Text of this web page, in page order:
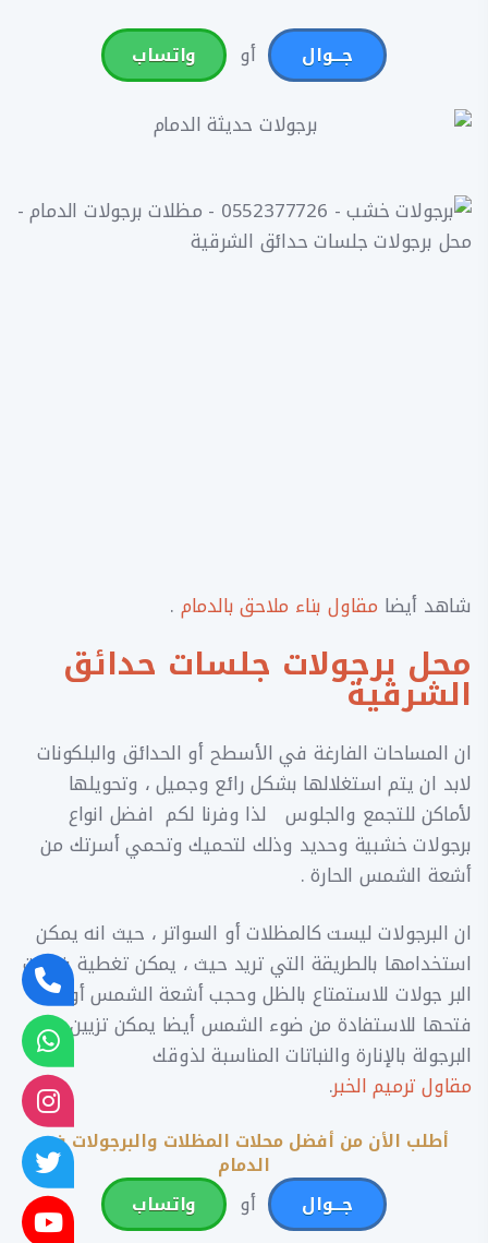
جـــوال أو واتساب
شاهد أيضا مقاول بناء ملاحق بالدمام .
محل برجولات جلسات حدائق
الشرقية
ان المساحات الفارغة في الأسطح أو الحدائق والبلكونات
لابد ان يتم استغلالها بشكل رائع وجميل ، وتحويلها
لأماكن للتجمع والجلوس لذا وفرنا لكم افضل انواع
برجولات خشبية وحديد وذلك لتحميك وتحمي أسرتك من
أشعة الشمس الحارة .
ان البرجولات ليست كالمظلات أو السواتر ، حيث انه يمكن
استخدامها بالطريقة التي تريد حيث ، يمكن تغطية فتحات
البر جولات للاستمتاع بالظل وحجب أشعة الشمس أو
فتحها للاستفادة من ضوء الشمس أيضا يمكن تزيين
البرجولة بالإنارة والنباتات المناسبة لذوقك
مقاول ترميم الخبر.
أطلب الأن من أفضل محلات المظلات والبرجولات في
الدمام
جـــوال أو واتساب